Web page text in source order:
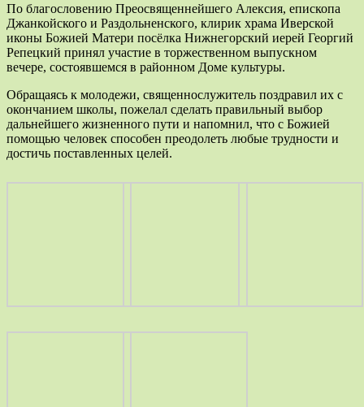
По благословению Преосвященнейшего Алексия, епископа
Джанкойского и Раздольненского, клирик храма Иверской
иконы Божией Матери посёлка Нижнегорский иерей Георгий
Репецкий принял участие в торжественном выпускном
вечере, состоявшемся в районном Доме культуры.
Обращаясь к молодежи, священнослужитель поздравил их с
окончанием школы, пожелал сделать правильный выбор
дальнейшего жизненного пути и напомнил, что с Божией
помощью человек способен преодолеть любые трудности и
достичь поставленных целей.